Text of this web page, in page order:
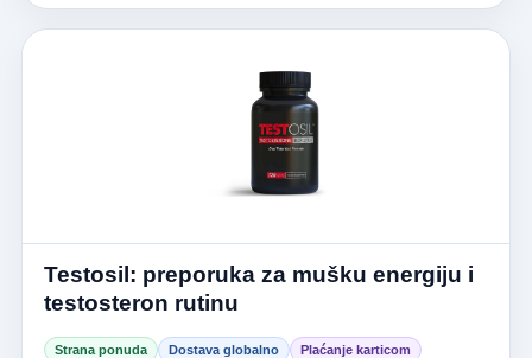
Testosil: preporuka za mušku energiju i
testosteron rutinu
Strana ponuda Dostava globalno Plaćanje karticom